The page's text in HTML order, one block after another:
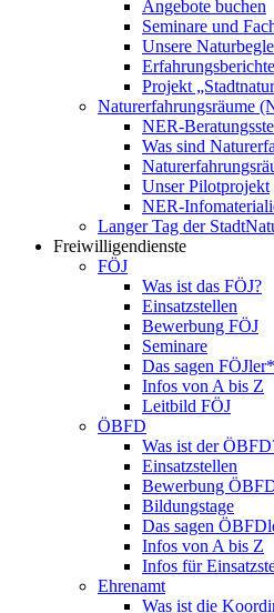
Angebote buchen
Seminare und
Unsere
Erfahrungsberichte
Projekt
Naturerfahrungsräume
NER-
Was sind
Unser Pilotprojekt
NER-
Langer Tag der
Freiwilligendienste
FÖJ
Was ist das FÖJ?
Einsatzstellen
Bewerbung FÖJ
Seminare
Das sagen
Infos von A bis Z
Leitbild FÖJ
ÖBFD
Was ist der
Einsatzstellen
Bewerbung
Bildungstage
Das sagen
Infos von A bis Z
Infos für
Ehrenamt
Was ist die